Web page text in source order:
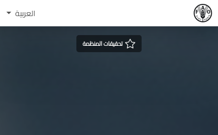
العربية
تحقيقات المنظمة